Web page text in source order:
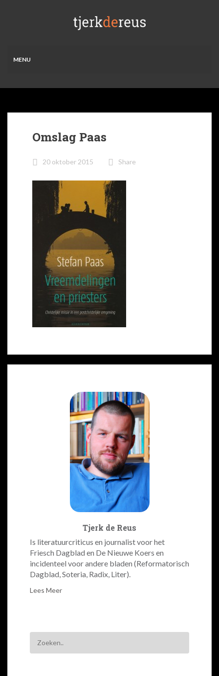
MENU
Omslag Paas
20 oktober 2015 Share
Tjerk de Reus
Is literatuurcriticus en journalist voor het
Friesch Dagblad en De Nieuwe Koers en
incidenteel voor andere bladen (Reformatorisch
Dagblad, Soteria, Radix, Liter).
Lees Meer